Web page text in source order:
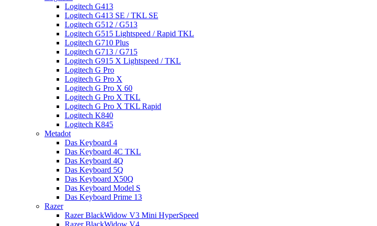
Logitech G413
Logitech G413 SE / TKL SE
Logitech G512 / G513
Logitech G515 Lightspeed / Rapid TKL
Logitech G710 Plus
Logitech G713 / G715
Logitech G915 X Lightspeed / TKL
Logitech G Pro
Logitech G Pro X
Logitech G Pro X 60
Logitech G Pro X TKL
Logitech G Pro X TKL Rapid
Logitech K840
Logitech K845
Metadot
Das Keyboard 4
Das Keyboard 4C TKL
Das Keyboard 4Q
Das Keyboard 5Q
Das Keyboard X50Q
Das Keyboard Model S
Das Keyboard Prime 13
Razer
Razer BlackWidow V3 Mini HyperSpeed
Razer BlackWidow V4